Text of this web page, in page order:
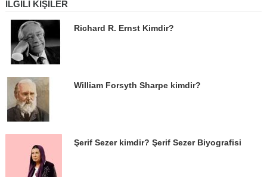
İLGILI KIŞILER
Richard R. Ernst Kimdir?
William Forsyth Sharpe kimdir?
Şerif Sezer kimdir? Şerif Sezer Biyografisi